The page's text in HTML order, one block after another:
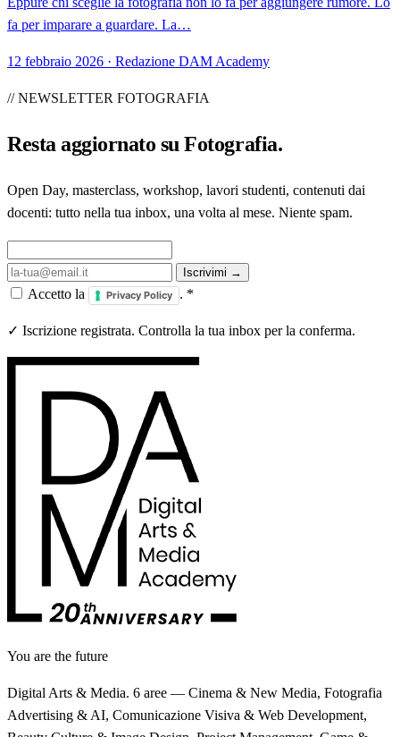
fa per imparare a guardare. La…
12 febbraio 2026 · Redazione DAM Academy
// NEWSLETTER FOTOGRAFIA
Resta aggiornato suFotografia.
Open Day, masterclass, workshop, lavori studenti, contenuti dai
docenti: tutto nella tua inbox, una volta al mese. Niente spam.
Iscrivimi →
Accetto la Privacy Policy . *
✓ Iscrizione registrata. Controlla la tua inbox per la conferma.
You are the future
Digital Arts & Media. 6 aree — Cinema & New Media, Fotografia
Advertising & AI, Comunicazione Visiva & Web Development,